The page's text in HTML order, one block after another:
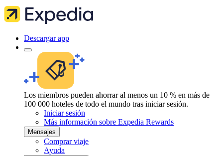
Descargar app
Los miembros pueden ahorrar al menos un 10 % en más de
100 000 hoteles de todo el mundo tras iniciar sesión.
Iniciar sesión
Más información sobre Expedia Rewards
Mensajes
Comprar viaje
Ayuda